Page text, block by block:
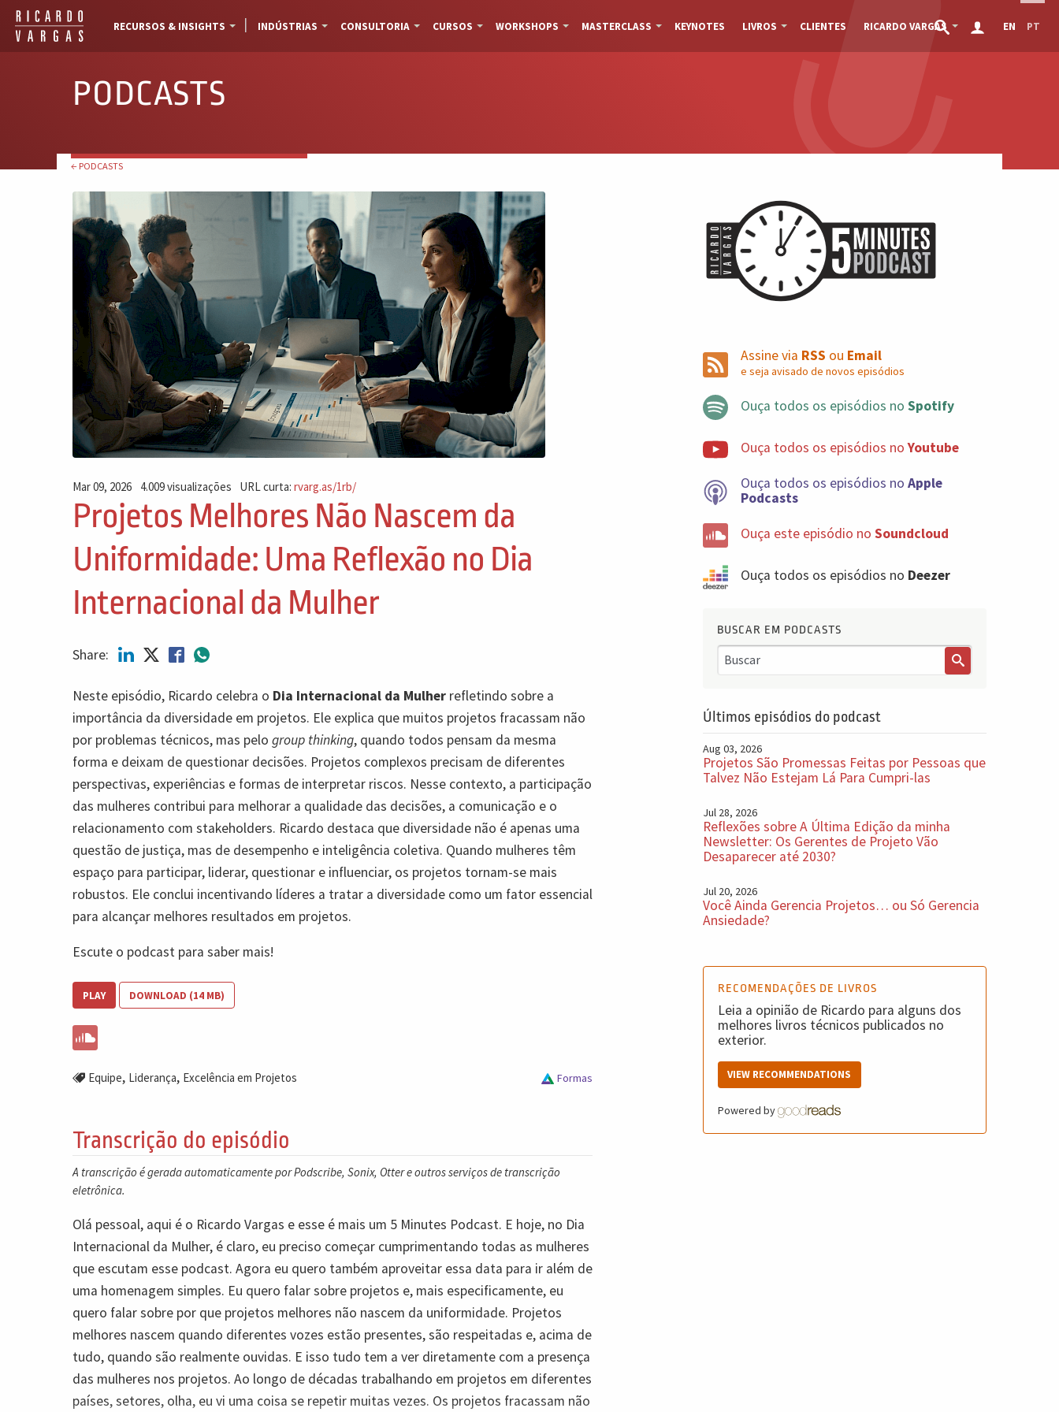
RECURSOS & INSIGHTS INDÚSTRIAS CONSULTORIA CURSOS WORKSHOPS MASTERCLASS KEYNOTES LIVROS CLIENTES RICARDO VARGAS EN PT
PODCASTS
← PODCASTS
Mar 09, 2026 4.009 visualizações URL curta:rvarg.as/1rb/
Projetos Melhores Não Nascem da
Uniformidade: Uma Reflexão no Dia
Internacional da Mulher
Share:
Neste episódio, Ricardo celebra o Dia Internacional da Mulher refletindo sobre a
importância da diversidade em projetos. Ele explica que muitos projetos fracassam não
por problemas técnicos, mas pelo group thinking, quando todos pensam da mesma
forma e deixam de questionar decisões. Projetos complexos precisam de diferentes
perspectivas, experiências e formas de interpretar riscos. Nesse contexto, a participação
das mulheres contribui para melhorar a qualidade das decisões, a comunicação e o
relacionamento com stakeholders. Ricardo destaca que diversidade não é apenas uma
questão de justiça, mas de desempenho e inteligência coletiva. Quando mulheres têm
espaço para participar, liderar, questionar e influenciar, os projetos tornam-se mais
robustos. Ele conclui incentivando líderes a tratar a diversidade como um fator essencial
para alcançar melhores resultados em projetos.
Escute o podcast para saber mais!
PLAY DOWNLOAD (14 MB)
Equipe, Liderança, Excelência em Projetos Formas
Transcrição do episódio
A transcrição é gerada automaticamente por Podscribe, Sonix, Otter e outros serviços de transcrição
eletrônica.
Olá pessoal, aqui é o Ricardo Vargas e esse é mais um 5 Minutes Podcast. E hoje, no Dia
Internacional da Mulher, é claro, eu preciso começar cumprimentando todas as mulheres
que escutam esse podcast. Agora eu quero também aproveitar essa data para ir além de
uma homenagem simples. Eu quero falar sobre projetos e, mais especificamente, eu
quero falar sobre por que projetos melhores não nascem da uniformidade. Projetos
melhores nascem quando diferentes vozes estão presentes, são respeitadas e, acima de
tudo, quando são realmente ouvidas. E isso tudo tem a ver diretamente com a presença
das mulheres nos projetos. Ao longo de décadas trabalhando em projetos em diferentes
países, setores, olha, eu vi uma coisa se repetir muitas vezes. Os projetos fracassam não
Assine via RSS ou Email
e seja avisado de novos episódios
Ouça todos os episódios no Spotify
Ouça todos os episódios noYoutube
Ouça todos os episódios no Apple
Podcasts
Ouça este episódio no Soundcloud
Ouça todos os episódios no Deezer
BUSCAR EM PODCASTS
Últimos episódios do podcast
Aug 03, 2026
Projetos São Promessas Feitas por Pessoas que
Talvez Não Estejam Lá Para Cumpri-las
Jul 28, 2026
Reflexões sobre A Última Edição da minha
Newsletter: Os Gerentes de Projeto Vão
Desaparecer até 2030?
Jul 20, 2026
Você Ainda Gerencia Projetos… ou Só Gerencia
Ansiedade?
RECOMENDAÇÕES DE LIVROS
Leia a opinião de Ricardo para alguns dos
melhores livros técnicos publicados no
exterior.
VIEW RECOMMENDATIONS
Powered by